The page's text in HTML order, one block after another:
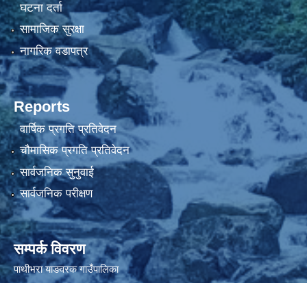
घटना दर्ता
सामाजिक सुरक्षा
नागरिक वडापत्र
Reports
वार्षिक प्रगति प्रतिवेदन
चौमासिक प्रगति प्रतिवेदन
सार्वजनिक सुनुवाई
सार्वजनिक परीक्षण
सम्पर्क विवरण
पाथीभरा याङवरक गाउँपालिका